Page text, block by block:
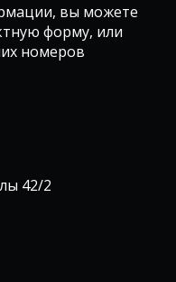
вы можете
форму, или
номеров
42/2